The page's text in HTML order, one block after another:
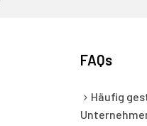
FAQs
Häufig